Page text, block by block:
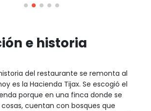
e historia
del restaurante se remonta al
es la Hacienda Tijax. Se escogió el
porque en una finca donde se
cuentan con bosques que